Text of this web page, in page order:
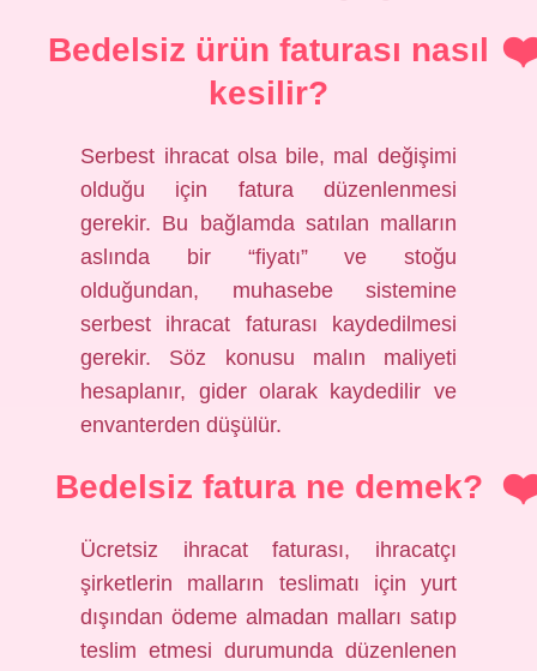
Bedelsiz ürün faturası nasıl
kesilir?
Serbest ihracat olsa bile, mal değişimi
olduğu için fatura düzenlenmesi
gerekir. Bu bağlamda satılan malların
aslında bir “fiyatı” ve stoğu
olduğundan, muhasebe sistemine
serbest ihracat faturası kaydedilmesi
gerekir. Söz konusu malın maliyeti
hesaplanır, gider olarak kaydedilir ve
envanterden düşülür.
Bedelsiz fatura ne demek?
Ücretsiz ihracat faturası, ihracatçı
şirketlerin malların teslimatı için yurt
dışından ödeme almadan malları satıp
teslim etmesi durumunda düzenlenen